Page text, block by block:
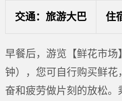
交通：旅游大巴 住
早餐后，游览【鲜花市场
钟），您可自行购买鲜
奋和疲劳做片刻的放松